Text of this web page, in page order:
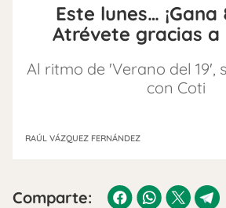
Este lunes…
Atrévete gracias a
Al ritmo de 'Verano del 19',
con Coti
RAÚL VÁZQUEZ FERNÁNDEZ
Comparte: